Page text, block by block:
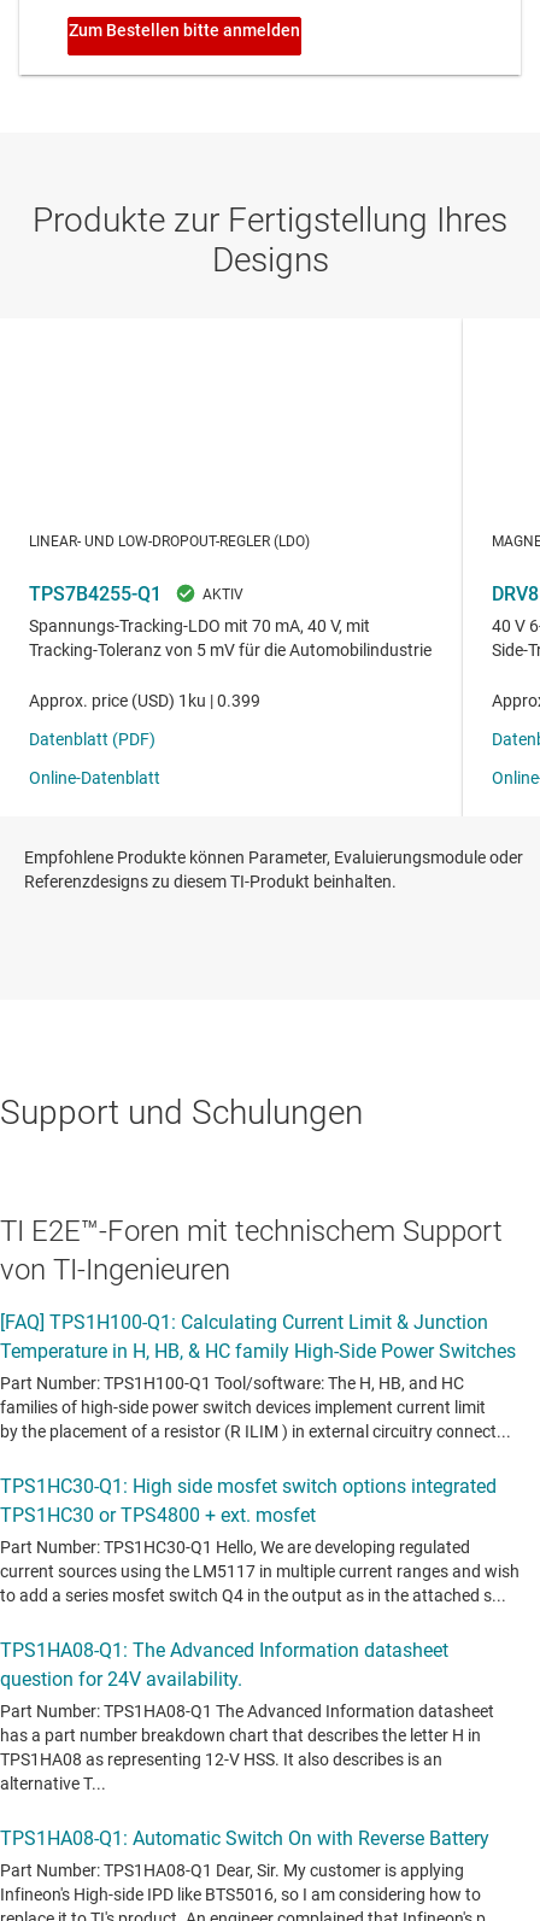
Empfohlene Produkte können Parameter, Evaluierungsmodule oder
Referenzdesigns zu diesem TI-Produkt beinhalten.
Support und Schulungen
TI E2E™-Foren mit technischem Support
von TI-Ingenieuren